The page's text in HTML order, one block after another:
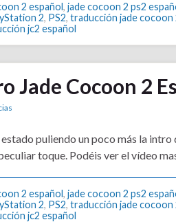
2 español, jade cocoon 2 ps2
2, PS2, traducción jade cocoon
jc2 español
Jade Cocoon 2
puliendo un poco más la
toque. Podéis ver el vídeo
2 español, jade cocoon 2 ps2
2, PS2, traducción jade cocoon
jc2 español